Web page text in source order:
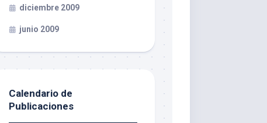
diciembre 2009
junio 2009
Calendario de
Publicaciones